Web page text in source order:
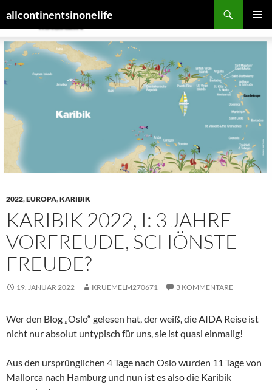
Inhalt
allcontinentsinonelife
MENÜ
2022,EUROPA,KARIBIK
KARIBIK 2022, I: 3 JAHRE
VORFREUDE, SCHÖNSTE
FREUDE?
19. JANUAR 2022 KRUEMELM270671 3 KOMMENTARE
Wer den Blog „Oslo“ gelesen hat, der weiß, die AIDA Reise ist
nicht nur absolut untypisch für uns, sie ist quasi einmalig!
Aus den ursprünglichen 4 Tage nach Oslo wurden 11 Tage von
Mallorca nach Hamburg und nun ist es also die Karibik